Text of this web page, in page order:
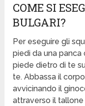
COME SI
BULGARI?
Per eseguire gli
piedi da una panca
piede dietro di te
te. Abbassa il
avvicinando il
attraverso il